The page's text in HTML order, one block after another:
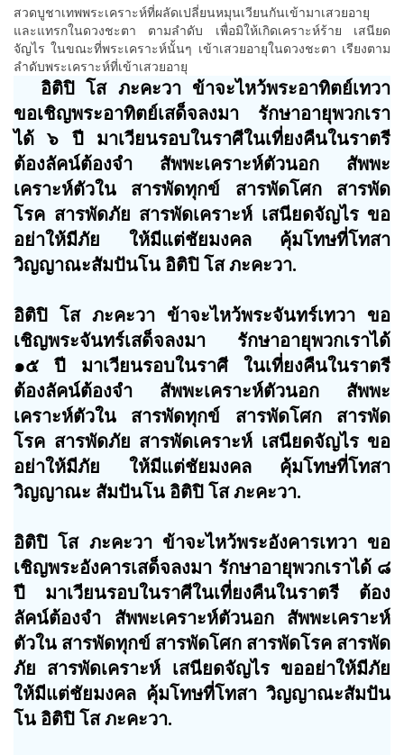
สวดบูชาเทพพระเคราะห์ที่ผลัดเปลี่ยนหมุนเวียนกันเข้ามาเสวยอายุ
และแทรกในดวงชะตา ตามลำดับ เพื่อมิให้เกิดเคราะห์ร้าย เสนียด
จัญไร ในขณะที่พระเคราะห์นั้นๆ เข้าเสวยอายุในดวงชะตา เรียงตาม
ลำดับพระเคราะห์ที่เข้าเสวยอายุ
อิติปิ โส ภะคะวา ข้าจะไหว้พระอาทิตย์เทวา
ขอเชิญพระอาทิตย์เสด็จลงมา รักษาอายุพวกเรา
ได้ ๖ ปี มาเวียนรอบในราศีในเที่ยงคืนในราตรี
ต้องลัคน์ต้องจำ สัพพะเคราะห์ตัวนอก สัพพะ
เคราะห์ตัวใน สารพัดทุกข์ สารพัดโศก สารพัด
โรค สารพัดภัย สารพัดเคราะห์ เสนียดจัญไร ขอ
อย่าให้มีภัย ให้มีแต่ชัยมงคล คุ้มโทษที่โทสา
วิญญาณะสัมปันโน อิติปิ โส ภะคะวา.
อิติปิ โส ภะคะวา ข้าจะไหว้พระจันทร์เทวา ขอ
เชิญพระจันทร์เสด็จลงมา รักษาอายุพวกเราได้
๑๕ ปี มาเวียนรอบในราศี ในเที่ยงคืนในราตรี
ต้องลัคน์ต้องจำ สัพพะเคราะห์ตัวนอก สัพพะ
เคราะห์ตัวใน สารพัดทุกข์ สารพัดโศก สารพัด
โรค สารพัดภัย สารพัดเคราะห์ เสนียดจัญไร ขอ
อย่าให้มีภัย ให้มีแต่ชัยมงคล คุ้มโทษที่โทสา
วิญญาณะ สัมปันโน อิติปิ โส ภะคะวา.
อิติปิ โส ภะคะวา ข้าจะไหว้พระอังคารเทวา ขอ
เชิญพระอังคารเสด็จลงมา รักษาอายุพวกเราได้ ๘
ปี มาเวียนรอบในราศีในเที่ยงคืนในราตรี ต้อง
ลัคน์ต้องจำ สัพพะเคราะห์ตัวนอก สัพพะเคราะห์
ตัวใน สารพัดทุกข์ สารพัดโศก สารพัดโรค สารพัด
ภัย สารพัดเคราะห์ เสนียดจัญไร ขออย่าให้มีภัย
ให้มีแต่ชัยมงคล คุ้มโทษที่โทสา วิญญาณะสัมปัน
โน อิติปิ โส ภะคะวา.